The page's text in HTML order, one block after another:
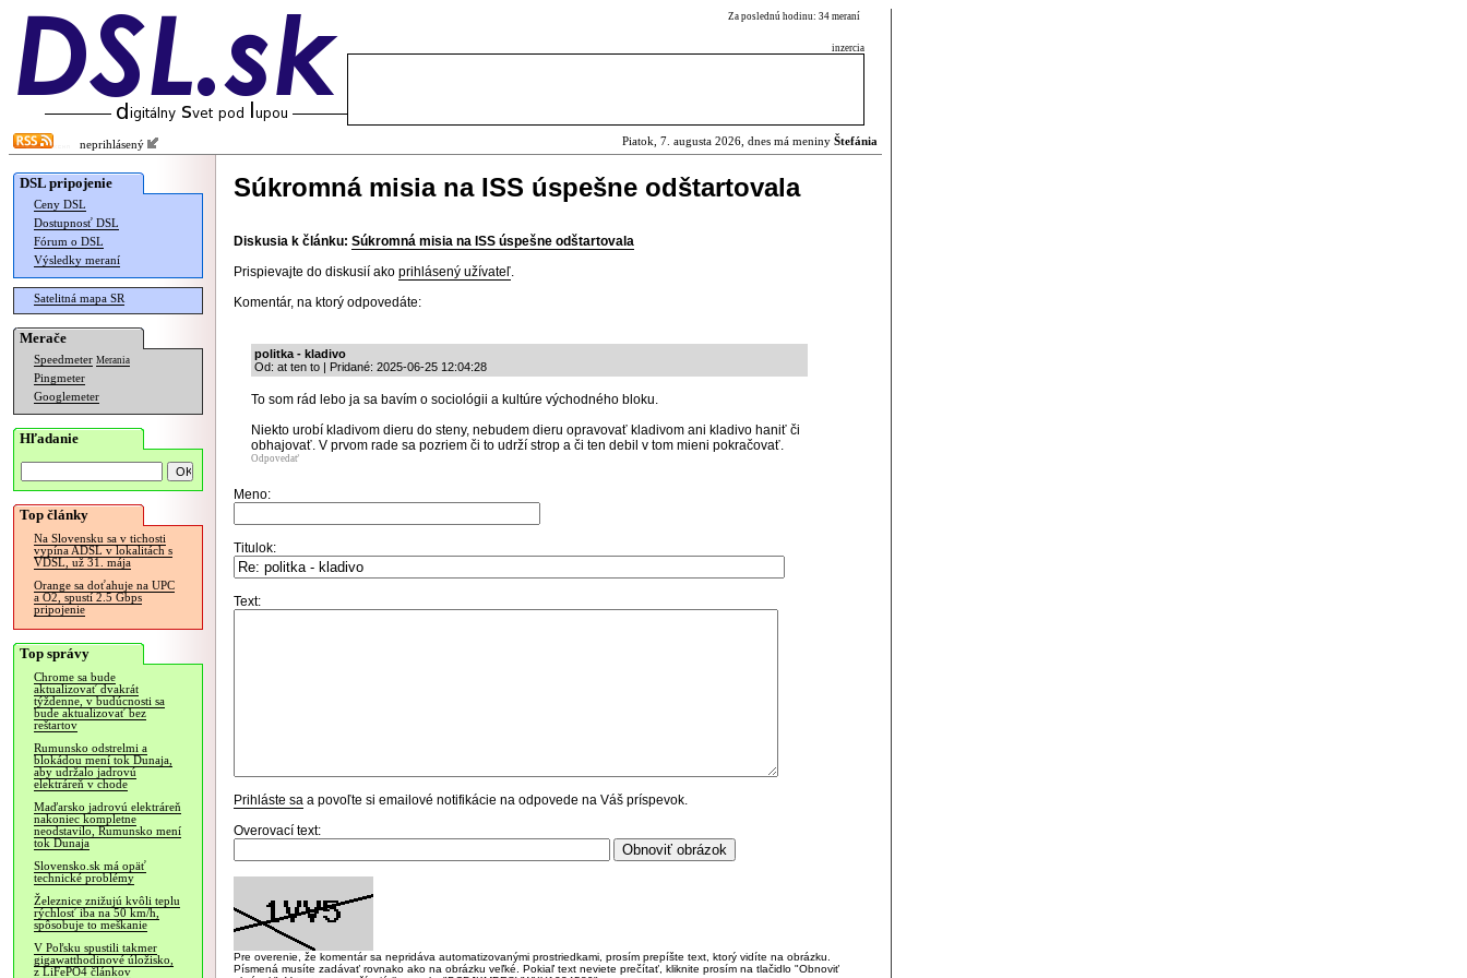
Za poslednú hodinu: 34 meraní
inzercia
neprihlásený Piatok, 7. augusta 2026, dnes má meniny Štefánia
DSL pripojenie
Ceny DSL
Dostupnosť DSL
Fórum o DSL
Výsledky meraní
Satelitná mapa SR
Merače
Speedmeter Merania
Pingmeter
Googlemeter
Hľadanie
Top články
Na Slovensku sa v tichosti
vypína ADSL v lokalitách s
VDSL, už 31. mája
Orange sa doťahuje na UPC
a O2, spustí 2.5 Gbps
pripojenie
Top správy
Chrome sa bude
aktualizovať dvakrát
týždenne, v budúcnosti sa
bude aktualizovať bez
reštartov
Rumunsko odstrelmi a
blokádou mení tok Dunaja,
aby udržalo jadrovú
elektráreň v chode
Maďarsko jadrovú elektráreň
nakoniec kompletne
neodstavilo, Rumunsko mení
tok Dunaja
Slovensko.sk má opäť
technické problémy
Železnice znižujú kvôli teplu
rýchlosť iba na 50 km/h,
spôsobuje to meškanie
V Poľsku spustili takmer
gigawatthodinové úložisko,
z LiFePO4 článkov
Súkromná misia na ISS úspešne odštartovala
Diskusia k článku: Súkromná misia na ISS úspešne odštartovala
Prispievajte do diskusií ako prihlásený užívateľ.
Komentár, na ktorý odpovedáte:
politka - kladivo
Od: at ten to | Pridané: 2025-06-25 12:04:28
To som rád lebo ja sa bavím o sociológii a kultúre východného bloku.
Niekto urobí kladivom dieru do steny, nebudem dieru opravovať kladivom ani kladivo haniť či
obhajovať. V prvom rade sa pozriem či to udrží strop a či ten debil v tom mieni pokračovať.
Odpovedať
Meno:
Titulok:
Text:
Prihláste sa a povoľte si emailové notifikácie na odpovede na Váš príspevok.
Overovací text:
Pre overenie, že komentár sa nepridáva automatizovanými prostriedkami, prosím prepíšte text, ktorý vidíte na obrázku.
Písmená musíte zadávať rovnako ako na obrázku veľké. Pokiaľ text neviete prečítať, kliknite prosím na tlačidlo "Obnoviť